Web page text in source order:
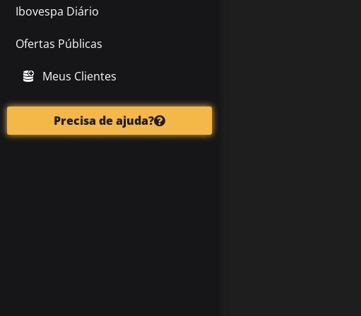
Ibovespa Diário
Ofertas Públicas
Meus Clientes
Precisa de ajuda?